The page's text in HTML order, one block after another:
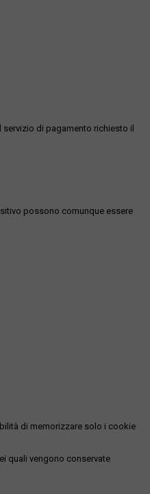
di pagamento richiesto il
possono comunque essere
di memorizzare solo i cookie
quali vengono conservate